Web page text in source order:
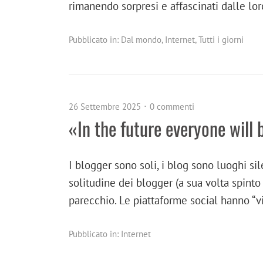
rimanendo sorpresi e affascinati dalle
Pubblicato in: Dal mondo, Internet,Tutti i giorni
26 Settembre 2025 0 commenti
«In the future everyone will
I blogger sono soli, i blog sono luoghi
solitudine dei blogger (a sua volta
parecchio. Le piattaforme social hanno
Pubblicato in: Internet